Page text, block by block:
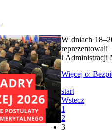
W dniach
i Administracji
Więcej o:
start
Wstecz
1
2
3